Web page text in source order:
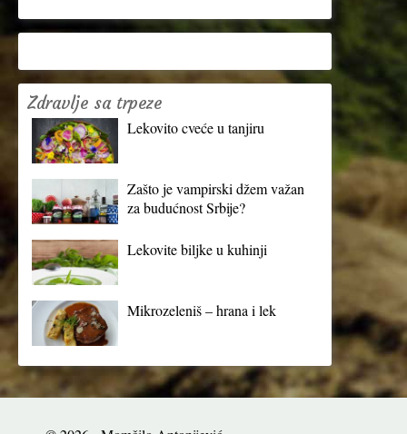
Zdravlje sa trpeze
Lekovito cveće u tanjiru
Zašto je vampirski džem važan
za budućnost Srbije?
Lekovite biljke u kuhinji
Mikrozeleniš – hrana i lek